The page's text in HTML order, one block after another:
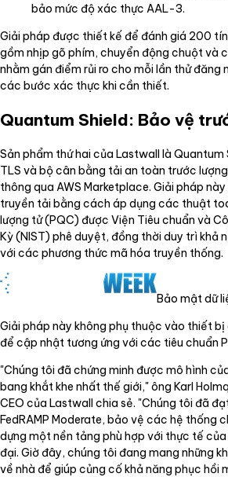
bảo mức độ xác thực AAL-3.
Giải pháp được thiết kế để đánh giá 200
gồm nhịp gõ phím, chuyển động chuột và
nhằm gán điểm rủi ro cho mỗi lần thử đăng
các bước xác thực khi cần thiết.
Quantum Shield: Bảo vệ
Sản phẩm thứ hai của Lastwall là
TLS và bộ cân bằng tải an toàn trước
thông qua AWS Marketplace. Giải pháp
truyền tải bằng cách áp dụng các thuật
lượng tử (PQC) được Viện Tiêu chuẩn và
Kỳ (NIST) phê duyệt, đồng thời duy trì khả
với các phương thức mã hóa truyền thống.
Bảo mật dữ
Giải pháp này không phụ thuộc vào thiết
để cập nhật tương ứng với các tiêu chuẩn
"Chúng tôi đã chứng minh được mô hình
bang khắt khe nhất thế giới," ông Karl
CEO của Lastwall chia sẻ. "Chúng tôi đã
FedRAMP Moderate, bảo vệ các hệ thống
dựng một nền tảng phù hợp với thực tế
đại. Giờ đây, chúng tôi đang mang những
về nhà để giúp củng cố khả năng phục hồi